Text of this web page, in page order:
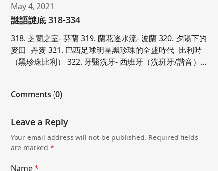
May 4, 2021
謎語謎底 318-334
318. 芝蘭之室- 芬蘭 319. 蘭花逐水流- 波蘭 320. 夕陽下的
麥田- 丹麥 321. 巴西足球明星黑珍珠的全盛時代- 比利時
（黑珍珠比利） 322. 牙醫洗牙- 西班牙（洗斑牙/諧音）…
Comments (0)
Leave a Reply
Your email address will not be published. Required fields
are marked*
Name*